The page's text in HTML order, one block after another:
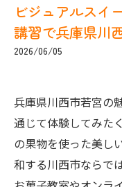
ビジュアルスイ
講習で兵庫県川
2026/06/05
兵庫県川西市若宮の
通じて体験してみた
の果物を使った美し
和する川西市ならで